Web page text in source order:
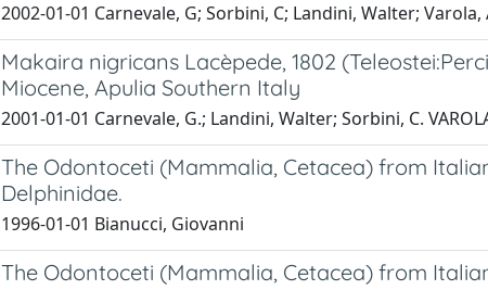
2002-01-01 Carnevale, G; Sorbini, C; Landini, Walter; Varola,
Makaira nigricans Lacèpede, 1802
Miocene, Apulia Southern Italy
2001-01-01 Carnevale, G.; Landini, Walter; Sorbini, C.
The Odontoceti (Mammalia, Cetacea) from
Delphinidae.
1996-01-01 Bianucci, Giovanni
The Odontoceti (Mammalia, Cetacea) from